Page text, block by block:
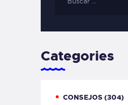
Categories
CONSEJOS (304)